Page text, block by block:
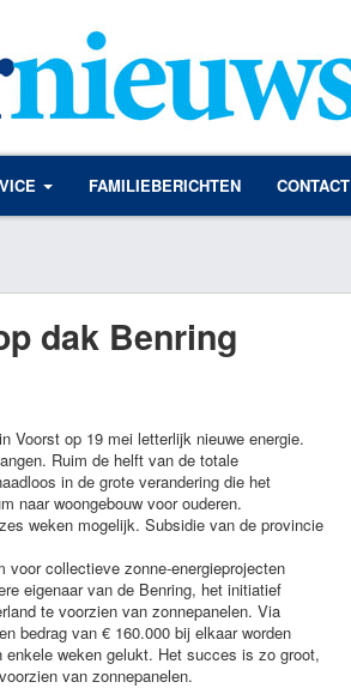
FAMILIEBERICHTEN CONTACT
dak Benring
Voorst op 19 mei letterlijk nieuwe energie.
Ruim de helft van de totale
in de grote verandering die het
naar woongebouw voor ouderen.
weken mogelijk. Subsidie van de provincie
voor collectieve zonne-energieprojecten
eigenaar van de Benring, het initiatief
te voorzien van zonnepanelen. Via
bedrag van € 160.000 bij elkaar worden
weken gelukt. Het succes is zo groot,
van zonnepanelen.